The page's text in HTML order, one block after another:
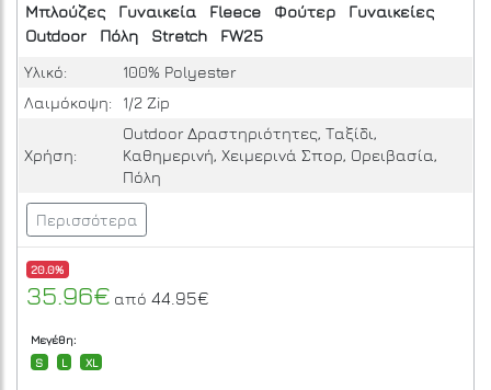
Μπλούζες Γυναικεία Fleece Φούτερ
Γυναικείες
Outdoor
Πόλη Stretch
FW25
Υλικό:
100% Polyester
Λαιμόκοψη:
1/2 Zip
Χρήση:
Outdoor Δραστηριότητες, Ταξίδι,
Καθημερινή, Χειμερινά Σπορ, Ορειβασία,
Πόλη
Περισσότερα
20.0%
35.96€ από 44.95€
Μεγέθη:
S
L XL